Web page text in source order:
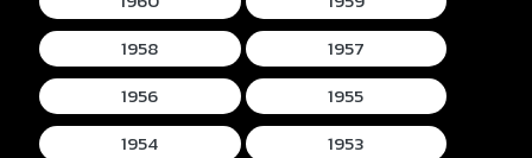
1958
1957
1956
1955
1954
1953